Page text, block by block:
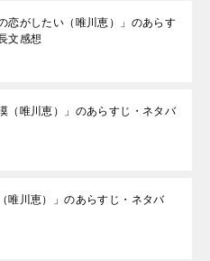
恋がしたい（唯川恵）」のあらす
文感想
（唯川恵）」のあらすじ・ネタバ
唯川恵）」のあらすじ・ネタバ